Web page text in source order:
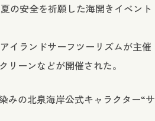
の安全を祈願した海開きイベント
イランドサーフツーリズムが主催
ーンなどが開催された。
みの北泉海岸公式キャラクター“サ